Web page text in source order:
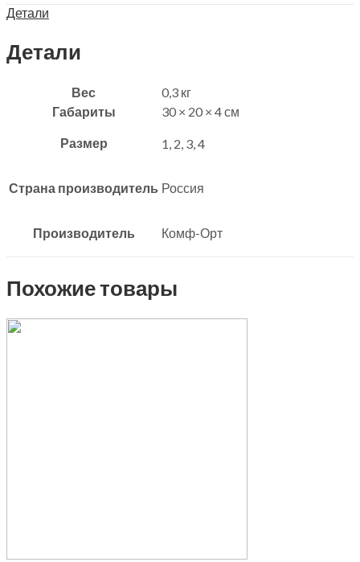
Детали
Детали
Вес
0,3 кг
Габариты
30 × 20 × 4 см
Размер 1, 2, 3, 4
Страна производитель Россия
Производитель Комф-Орт
Похожие товары